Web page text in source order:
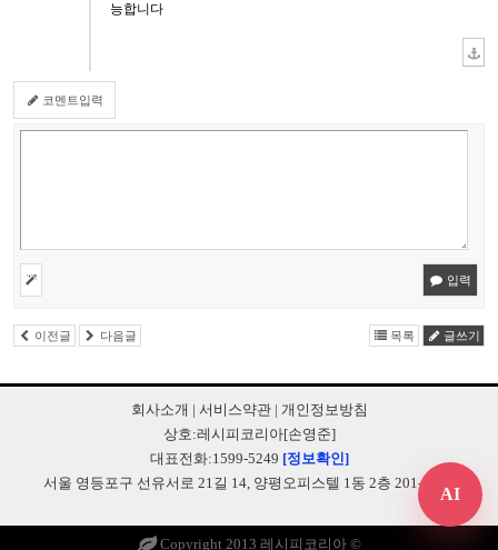
능합니다
코멘트입력
입력
이전글 다음글 목록 글쓰기
회사소개 | 서비스약관| 개인정보방침
상호:레시피코리아[손영준]
대표전화:1599-5249 [정보확인]
서울 영등포구 선유서로 21길 14, 양평오피스텔 1동 2층 201-B248
Copyright 2013 레시피코리아 ©
AI